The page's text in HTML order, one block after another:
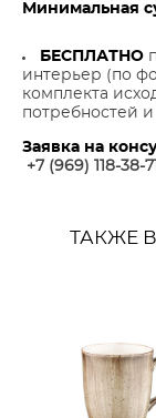
Минимальная
БЕСПЛАТНО
интерьер (по
комплекта
потребностей
Заявка на
+7 (969) 118-38-7
ТАКЖЕ